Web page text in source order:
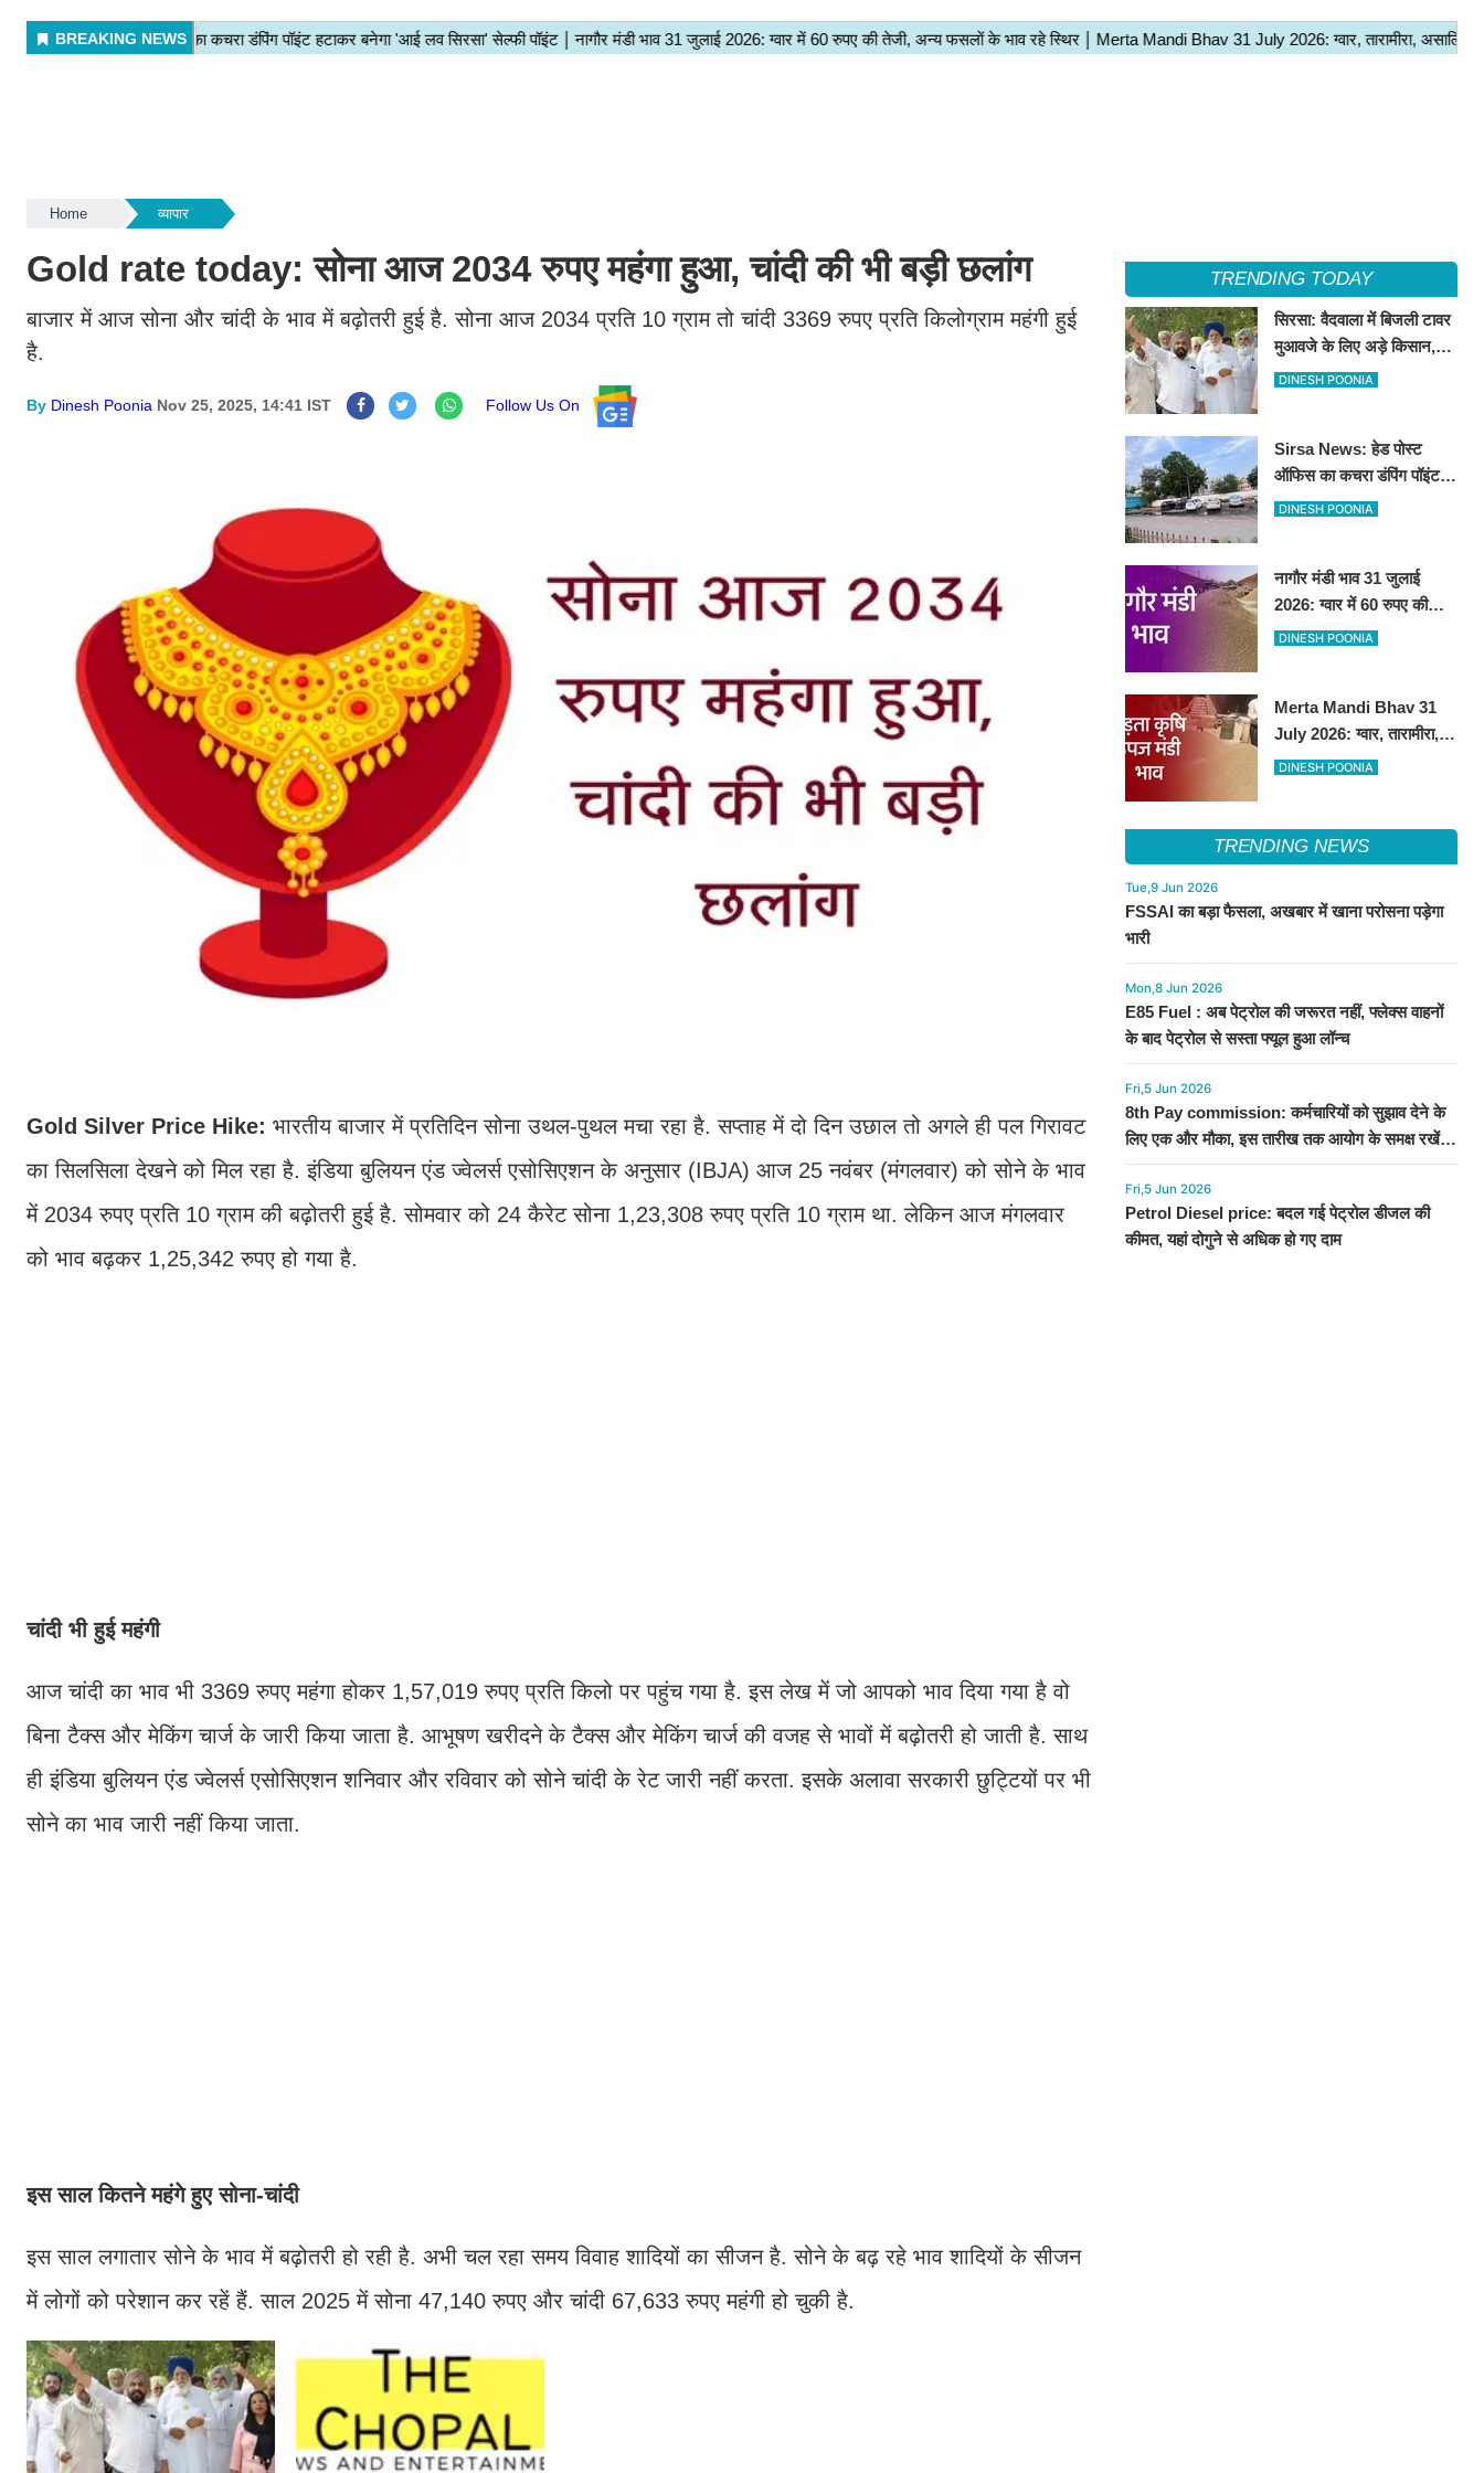
Home व्यापार
Gold rate today: सोना आज 2034 रुपए महंगा हुआ, चांदी की भी बड़ी छलांग
बाजार में आज सोना और चांदी के भाव में बढ़ोतरी हुई है. सोना आज 2034 प्रति 10 ग्राम तो चांदी 3369 रुपए प्रति किलोग्राम महंगी हुई
है.
By Dinesh Poonia Nov 25, 2025, 14:41 IST Follow Us On
Gold Silver Price Hike: भारतीय बाजार में प्रतिदिन सोना उथल-पुथल मचा रहा है. सप्ताह में दो दिन उछाल तो अगले ही पल गिरावट
का सिलसिला देखने को मिल रहा है. इंडिया बुलियन एंड ज्वेलर्स एसोसिएशन के अनुसार (IBJA) आज 25 नवंबर (मंगलवार) को सोने के भाव
में 2034 रुपए प्रति 10 ग्राम की बढ़ोतरी हुई है. सोमवार को 24 कैरेट सोना 1,23,308 रुपए प्रति 10 ग्राम था. लेकिन आज मंगलवार
को भाव बढ़कर 1,25,342 रुपए हो गया है.
चांदी भी हुई महंगी
आज चांदी का भाव भी 3369 रुपए महंगा होकर 1,57,019 रुपए प्रति किलो पर पहुंच गया है. इस लेख में जो आपको भाव दिया गया है वो
बिना टैक्स और मेकिंग चार्ज के जारी किया जाता है. आभूषण खरीदने के टैक्स और मेकिंग चार्ज की वजह से भावों में बढ़ोतरी हो जाती है. साथ
ही इंडिया बुलियन एंड ज्वेलर्स एसोसिएशन शनिवार और रविवार को सोने चांदी के रेट जारी नहीं करता. इसके अलावा सरकारी छुट्टियों पर भी
सोने का भाव जारी नहीं किया जाता.
इस साल कितने महंगे हुए सोना-चांदी
इस साल लगातार सोने के भाव में बढ़ोतरी हो रही है. अभी चल रहा समय विवाह शादियों का सीजन है. सोने के बढ़ रहे भाव शादियों के सीजन
में लोगों को परेशान कर रहें हैं. साल 2025 में सोना 47,140 रुपए और चांदी 67,633 रुपए महंगी हो चुकी है.
TRENDING TODAY
सिरसा: वैदवाला में बिजली टावर
मुआवजे के लिए अड़े किसान,
13 अगस्त को महापंचायत का
DINESH POONIA
Sirsa News: हेड पोस्ट
ऑफिस का कचरा डंपिंग पॉइंट
हटाकर बनेगा 'आई लव सिरसा'
DINESH POONIA
नागौर मंडी भाव 31 जुलाई
2026: ग्वार में 60 रुपए की
तेजी, अन्य फसलों के भाव रहे
DINESH POONIA
Merta Mandi Bhav 31
July 2026: ग्वार, तारामीरा,
असालिया में तेजी, चना, सुवा,
DINESH POONIA
TRENDING NEWS
Tue,9 Jun 2026
FSSAI का बड़ा फैसला, अखबार में खाना परोसना पड़ेगा
भारी
Mon,8 Jun 2026
E85 Fuel : अब पेट्रोल की जरूरत नहीं, फ्लेक्स वाहनों
के बाद पेट्रोल से सस्ता फ्यूल हुआ लॉन्च
Fri,5 Jun 2026
8th Pay commission: कर्मचारियों को सुझाव देने के
लिए एक और मौका, इस तारीख तक आयोग के समक्ष रखें
अपनी बात
Fri,5 Jun 2026
Petrol Diesel price: बदल गई पेट्रोल डीजल की
कीमत, यहां दोगुने से अधिक हो गए दाम